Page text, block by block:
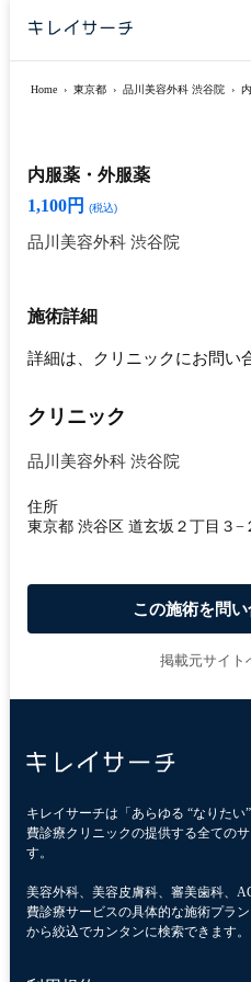
Home › 東京都 › 品川美容外科 渋谷院 ›
内服薬・外服薬
1,100円
(税込)
品川美容外科 渋谷院
施術詳細
詳細は、クリニックにお問い
クリニック
品川美容外科 渋谷院
住所
東京都 渋谷区 道玄坂２丁目３−
この施術を問
掲載元サイト
キレイサーチは「あらゆる “なりた
費診療クリニックの提供する全ての
す。
美容外科、美容皮膚科、審美歯科、
費診療サービスの具体的な施術プラ
から絞込でカンタンに検索できます。